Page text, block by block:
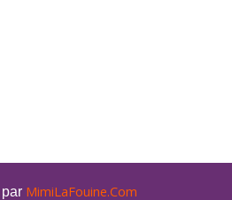
MimiLaFouine.Com